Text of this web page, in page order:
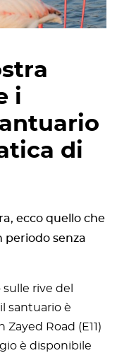
i
di
ecco quello che
periodo senza
rive del
santuario è
Road (E11)
è disponibile